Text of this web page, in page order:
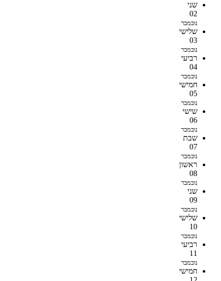
שני
02
נובמבר
שלישי
03
נובמבר
רביעי
04
נובמבר
חמישי
05
נובמבר
שישי
06
נובמבר
שבת
07
נובמבר
ראשון
08
נובמבר
שני
09
נובמבר
שלישי
10
נובמבר
רביעי
11
נובמבר
חמישי